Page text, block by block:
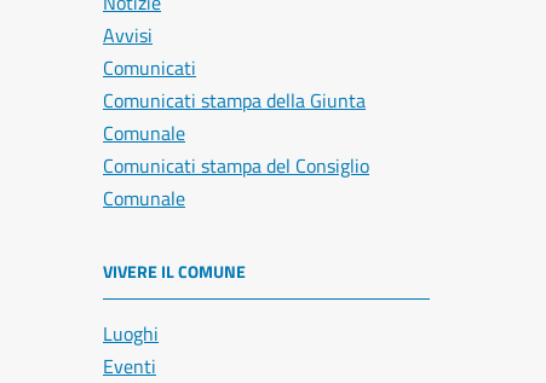
Avvisi
Comunicati
Comunicati stampa della Giunta
Comunale
Comunicati stampa del Consiglio
Comunale
VIVERE IL COMUNE
Luoghi
Eventi